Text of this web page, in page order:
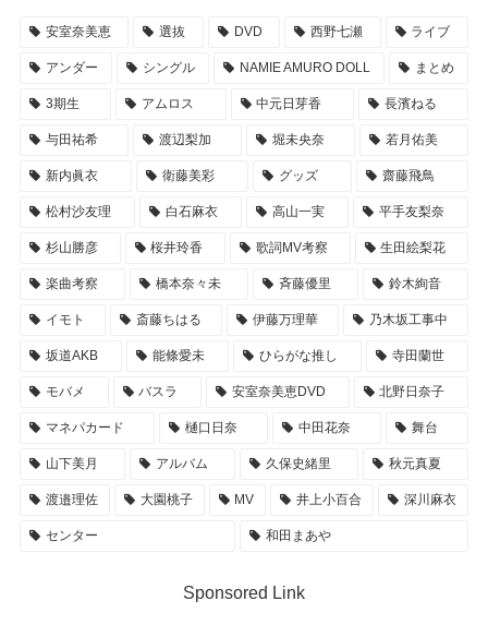
安室奈美恵 選抜 DVD 西野七瀬 ライブ
アンダー シングル NAMIE AMURO DOLL まとめ
3期生 アムロス 中元日芽香 長濱ねる
与田祐希 渡辺梨加 堀未央奈 若月佑美
新内眞衣 衛藤美彩 グッズ 齋藤飛鳥
松村沙友理 白石麻衣 高山一実 平手友梨奈
杉山勝彦 桜井玲香 歌詞MV考察 生田絵梨花
楽曲考察 橋本奈々未 斉藤優里 鈴木絢音
イモト 斎藤ちはる 伊藤万理華 乃木坂工事中
坂道AKB 能條愛未 ひらがな推し 寺田蘭世
モバメ バスラ 安室奈美恵DVD 北野日奈子
マネパカード 樋口日奈 中田花奈 舞台
山下美月 アルバム 久保史緒里 秋元真夏
渡邉理佐 大園桃子 MV 井上小百合 深川麻衣
センター 和田まあや
Sponsored Link